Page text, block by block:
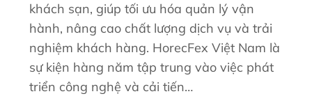
khách sạn, giúp tối ưu hóa quản lý vận
hành, nâng cao chất lượng dịch vụ và trải
nghiệm khách hàng. HorecFex Việt Nam là
sự kiện hàng năm tập trung vào việc phát
triển công nghệ và cải tiến…